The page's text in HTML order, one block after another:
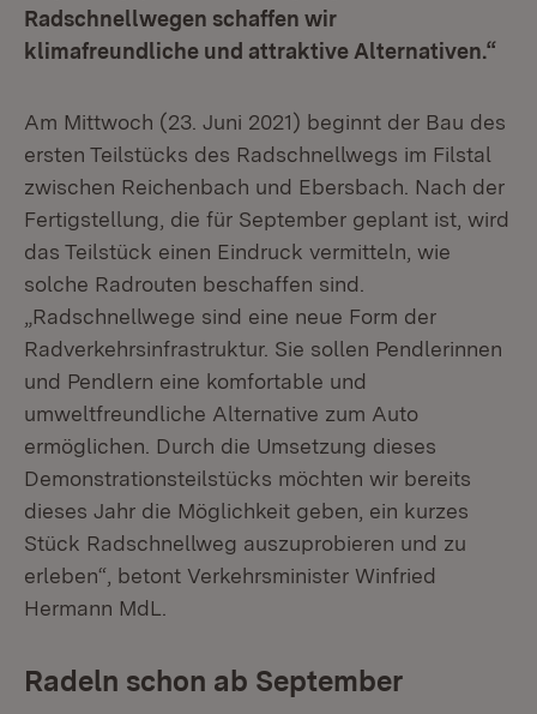
Radschnellwegen schaffen wir
klimafreundliche und attraktive Alternativen.“
Am Mittwoch (23. Juni 2021) beginnt der Bau des
ersten Teilstücks des Radschnellwegs im Filstal
zwischen Reichenbach und Ebersbach. Nach der
Fertigstellung, die für September geplant ist, wird
das Teilstück einen Eindruck vermitteln, wie
solche Radrouten beschaffen sind.
„Radschnellwege sind eine neue Form der
Radverkehrsinfrastruktur. Sie sollen Pendlerinnen
und Pendlern eine komfortable und
umweltfreundliche Alternative zum Auto
ermöglichen. Durch die Umsetzung dieses
Demonstrationsteilstücks möchten wir bereits
dieses Jahr die Möglichkeit geben, ein kurzes
Stück Radschnellweg auszuprobieren und zu
erleben“, betont Verkehrsminister Winfried
Hermann MdL.
Radeln schon ab September